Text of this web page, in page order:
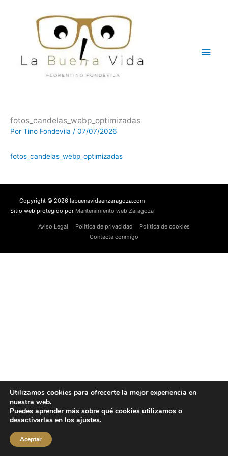
fotos_candelas_webp_optimizadas
Por Tino Fondevila / 07/07/2026
fotos_candelas_webp_optimizadas
Copyright © 2026 labuenavidaenzaragoza.com
Sitio web protegido por Mantenimiento web Zaragoza
Aviso Legal Política de privacidad
Política de cookies
Contacta conmigo
Utilizamos cookies para ofrecerte la mejor experiencia en
nuestra web.
Puedes aprender más sobre qué cookies utilizamos o
desactivarlas en los ajustes.
Aceptar